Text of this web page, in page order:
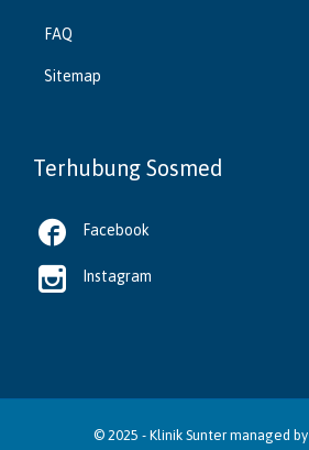
FAQ
Sitemap
Terhubung Sosmed
 Facebook
 Instagram
© 2025 - Klinik Suntermanaged by